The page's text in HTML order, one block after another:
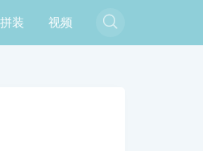
拼装 视频 